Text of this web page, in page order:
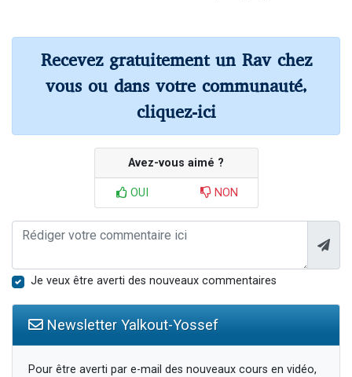
Recevez gratuitement un Rav chez
vous ou dans votre communauté,
cliquez-ici
Avez-vous aimé ?
OUI NON
Je veux être averti des nouveaux commentaires
Newsletter Yalkout-Yossef
Pour être averti par e-mail des nouveaux cours en vidéo,